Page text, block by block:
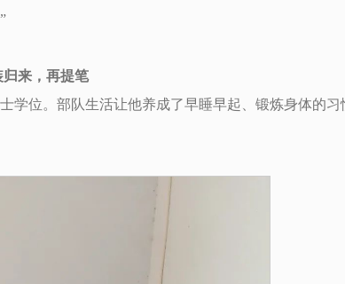
归来，再提笔
学位。部队生活让他养成了早睡早起、锻炼身体的